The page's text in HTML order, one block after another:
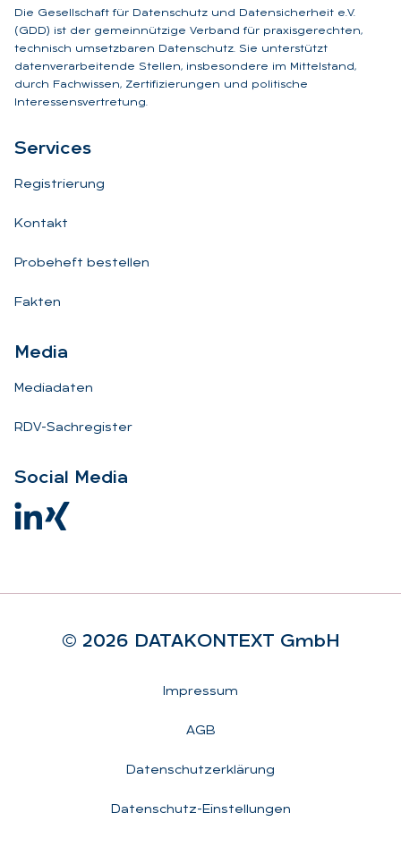
Die Gesellschaft für Datenschutz und Datensicherheit e.V.
(GDD) ist der gemeinnützige Verband für praxisgerechten,
technisch umsetzbaren Datenschutz. Sie unterstützt
datenverarbeitende Stellen, insbesondere im Mittelstand,
durch Fachwissen, Zertifizierungen und politische
Interessensvertretung.
Ser­vices
Registrierung
Kontakt
Probeheft bestellen
Fakten
Me­dia
Mediadaten
RDV-Sachregister
So­ci­al Me­dia
© 2026 DA­TA­KON­TEXT GmbH
Impressum
AGB
Datenschutzerklärung
Datenschutz-Einstellungen